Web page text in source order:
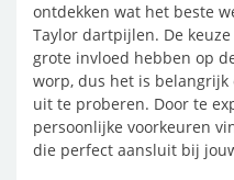
ontdekken wat het beste
Taylor dartpijlen. De
grote invloed hebben op
worp, dus het is
uit te proberen. Door te
persoonlijke voorkeuren
die perfect aansluit bij